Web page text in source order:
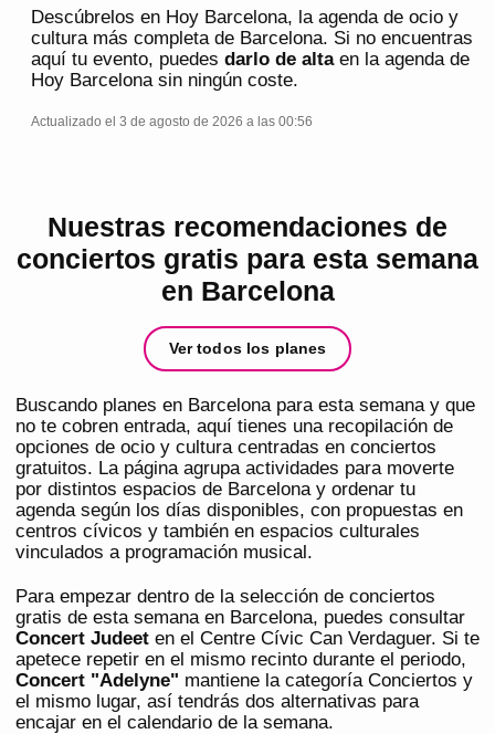
Descúbrelos en Hoy Barcelona, la agenda de ocio y
cultura más completa de Barcelona. Si no encuentras
aquí tu evento, puedes darlo de altaen la agenda de
Hoy Barcelonasin ningún coste.
Actualizado el 3 de agosto de 2026 a las 00:56
Nuestras recomendaciones de
conciertos gratis para esta semana
en Barcelona
Ver todos los planes
Buscando planes en Barcelona para esta semana y que
no te cobren entrada, aquí tienes una recopilación de
opciones de ocio y cultura centradas en conciertos
gratuitos. La página agrupa actividades para moverte
por distintos espacios de Barcelona y ordenar tu
agenda según los días disponibles, con propuestas en
centros cívicos y también en espacios culturales
vinculados a programación musical.
Para empezar dentro de la selección de conciertos
gratis de esta semana en Barcelona, puedes consultar
Concert Judeet en el Centre Cívic Can Verdaguer. Si te
apetece repetir en el mismo recinto durante el periodo,
Concert "Adelyne" mantiene la categoría Conciertos y
el mismo lugar, así tendrás dos alternativas para
encajar en el calendario de la semana.